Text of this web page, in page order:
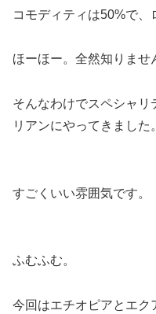
コモディティは50%で、
ほーほー。全然知りませ
そんなわけでスペシャリ
リアンにやってきました。
すごくいい雰囲気です。
ふむふむ。
今回はエチオピアとエク